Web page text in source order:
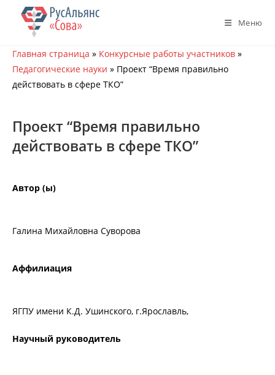
Перейти
содержимому
Меню
Главная страница » Конкурсные работы участников »
Педагогические науки » Проект “Время правильно
действовать в сфере ТКО”
Проект “Время правильно
действовать в сфере ТКО”
Автор (ы)
Галина Михайловна Суворова
Аффилиация
ЯГПУ имени К.Д. Ушинского, г.Ярославль,
Научный руководитель